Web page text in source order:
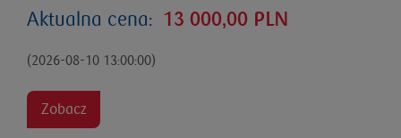
Aktualna cena: 13 000,00 PLN
(2026-08-10 13:00:00)
Zobacz